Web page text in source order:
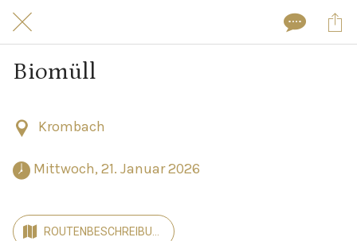
Biomüll
Krombach
Mittwoch, 21. Januar 2026
ROUTENBESCHREIBUN